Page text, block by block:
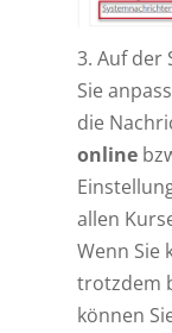
3. Auf der
Sie
die
online
allen
Wenn Sie
trotzdem
können